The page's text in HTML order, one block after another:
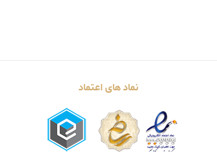
نماد های اعتماد